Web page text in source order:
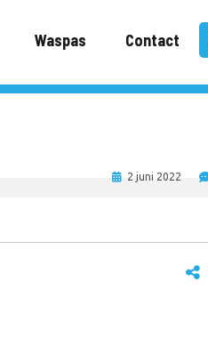
Waspas Contact
2 juni 2022